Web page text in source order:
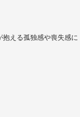
える孤独感や喪失感に